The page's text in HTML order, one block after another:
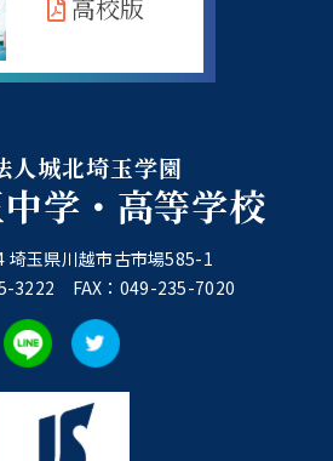
人城北埼玉学園
学・高等学校
埼玉県川越市古市場585-1
3222 FAX：049-235-7020
高校版